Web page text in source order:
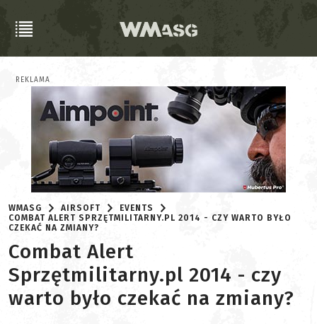
REKLAMA
WMASG AIRSOFT
EVENTS
COMBAT ALERT SPRZĘTMILITARNY.PL 2014 - CZY WARTO BYŁO
CZEKAĆ NA ZMIANY?
Combat Alert
Sprzętmilitarny.pl 2014 - czy
warto było czekać na zmiany?